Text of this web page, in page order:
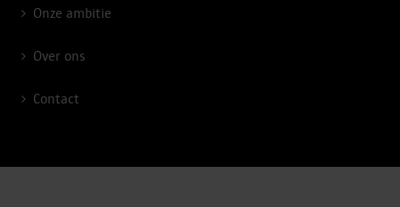
Onze ambitie
Over ons
Contact